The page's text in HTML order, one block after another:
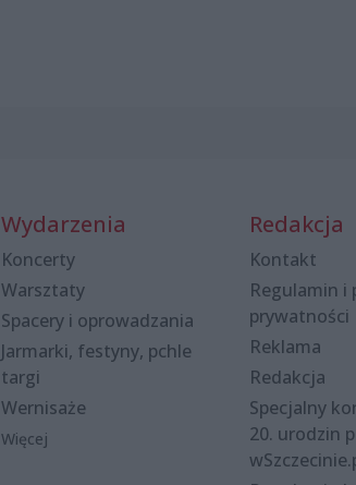
Wydarzenia
Koncerty
Warsztaty
Spacery i oprowadzania
Jarmarki, festyny, pchle
targi
Wernisaże
Więcej
Redakcja
Kontakt
Regulamin i
prywatności
Reklama
Redakcja
Specjalny
20. urodzin